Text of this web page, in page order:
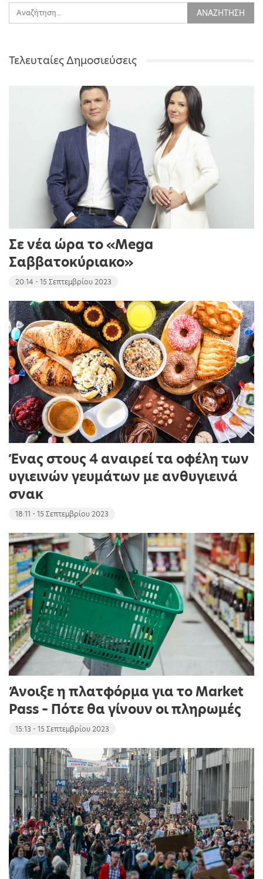
Τελευταίες Δημοσιεύσεις
Σε νέα ώρα το «Mega
Σαββατοκύριακο»
20:14 - 15 Σεπτεμβρίου 2023
Ένας στους 4 αναιρεί τα οφέλη των
υγιεινών γευμάτων με ανθυγιεινά
σνακ
18:11 - 15 Σεπτεμβρίου 2023
Άνοιξε η πλατφόρμα για το Market
Pass – Πότε θα γίνουν οι πληρωμές
15:13 - 15 Σεπτεμβρίου 2023